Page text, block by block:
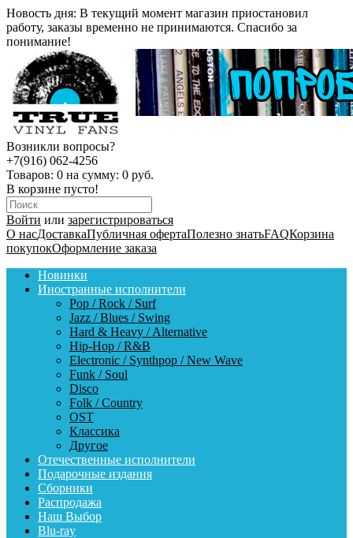
Новость дня: В текущий момент магазин приостановил
работу, заказы временно не принимаются. Спасибо за
понимание!
Возникли вопросы?
+7(916) 062-4256
Товаров: 0 на сумму: 0 руб.
В корзине пусто!
Войти или зарегистрироваться
О насДоставкаПубличная офертаПолезно знатьFAQКорзина
покупокОформление заказа
Новинки
Иностранные исполнители
Pop / Rock / Surf
Jazz / Blues / Swing
Hard & Heavy / Alternative
Hip-Hop / R&B
Electronic / Synthpop / New Wave
Funk / Soul
Disco
Folk / Country
OST
Классика
Другое
Отечественные исполнители
Подарочные издания
Сборники
Распродажа
Наш Выбор
Blu-ray